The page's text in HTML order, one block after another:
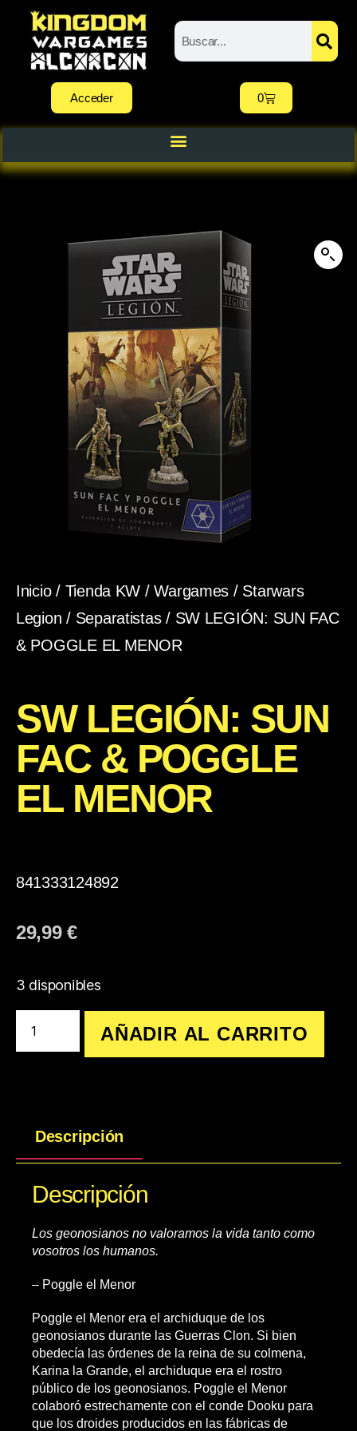
Acceder 0
Inicio/ Tienda KW /Wargames / Starwars
Legion / Separatistas/ SW LEGIÓN: SUN FAC
& POGGLE EL MENOR
SW LEGIÓN: SUN
FAC & POGGLE
EL MENOR
841333124892
29,99€
3 disponibles
AÑADIR AL CARRITO
Descripción
Descripción
Los geonosianos no valoramos la vida tanto como
vosotros los humanos.
– Poggle el Menor
Poggle el Menor era el archiduque de los
geonosianos durante las Guerras Clon. Si bien
obedecía las órdenes de la reina de su colmena,
Karina la Grande, el archiduque era el rostro
público de los geonosianos. Poggle el Menor
colaboró estrechamente con el conde Dooku para
que los droides producidos en las fábricas de